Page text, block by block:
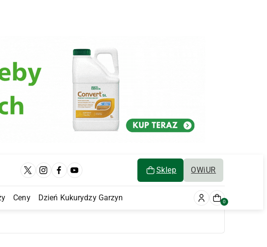
Sklep OWiUR
Ceny Dzień Kukurydzy Garzyn 0